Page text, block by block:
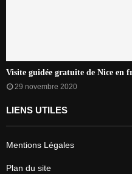
Visite guidée gratuite de Nice en
29 novembre 2020
LIENS UTILES
Mentions Légales
Plan du site